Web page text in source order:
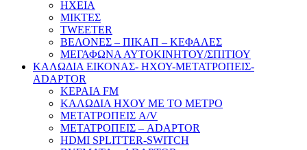
ΗΧΕΙΑ
ΜΙΚΤΕΣ
TWEETER
ΒΕΛΟΝΕΣ – ΠΙΚΑΠ – ΚΕΦΑΛΕΣ
ΜΕΓΑΦΩΝΑ ΑΥΤΟΚΙΝΗΤΟΥ/ΣΠΙΤΙΟΥ
ΚΑΛΩΔΙΑ ΕΙΚΟΝΑΣ- ΗΧΟΥ-ΜΕΤΑΤΡΟΠΕΙΣ-
ADAPTOR
ΚΕΡΑΙΑ FM
ΚΑΛΩΔΙΑ ΗΧΟΥ ΜΕ ΤΟ ΜΕΤΡΟ
ΜΕΤΑΤΡΟΠΕΙΣ A/V
ΜΕΤΑΤΡΟΠΕΙΣ – ADAPTOR
HDMI SPLITTER-SWITCH